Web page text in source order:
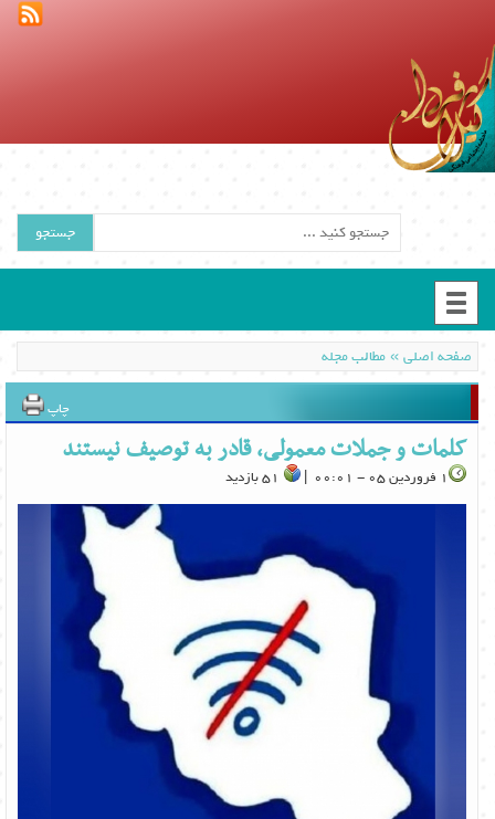
جستجو
صفحه اصلی»مطالب مجله
چاپ
کلمات و جملات معمولی، قادر به توصیف نیستند
1 فروردین 05 - 00:01 |